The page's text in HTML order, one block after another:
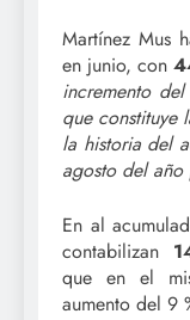
Martínez Mus
en junio, con
incremento
que constituye
la historia del
agosto del año
En al
contabilizan
que en el
aumento del 9